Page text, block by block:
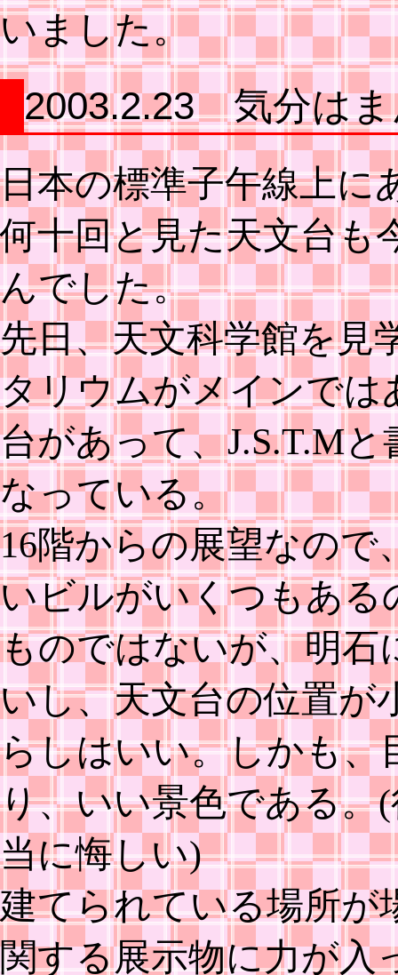
いました。
2003.2.23 気分は
日本の標準子午線上に
何十回と見た天文台も
んでした。
先日、天文科学館を見
タリウムがメインでは
台があって、J.S.T.M
なっている。
16階からの展望なので
いビルがいくつもある
ものではないが、明石
いし、天文台の位置が
らしはいい。しかも、
り、いい景色である。
当に悔しい)
建てられている場所が
関する展示物に力が入